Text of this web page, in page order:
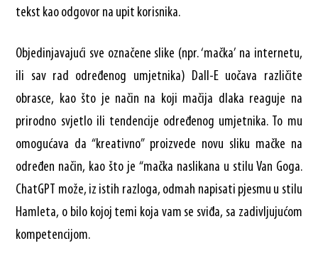
tekst kao odgovor na upit korisnika.
Objedinjavajući sve označene slike (npr. ‘mačka’ na internetu,
ili sav rad određenog umjetnika) Dall-E uočava različite
obrasce, kao što je način na koji mačija dlaka reaguje na
prirodno svjetlo ili tendencije određenog umjetnika. To mu
omogućava da “kreativno” proizvede novu sliku mačke na
određen način, kao što je “mačka naslikana u stilu Van Goga.
ChatGPT može, iz istih razloga, odmah napisati pjesmu u stilu
Hamleta, o bilo kojoj temi koja vam se sviđa, sa zadivljujućom
kompetencijom.